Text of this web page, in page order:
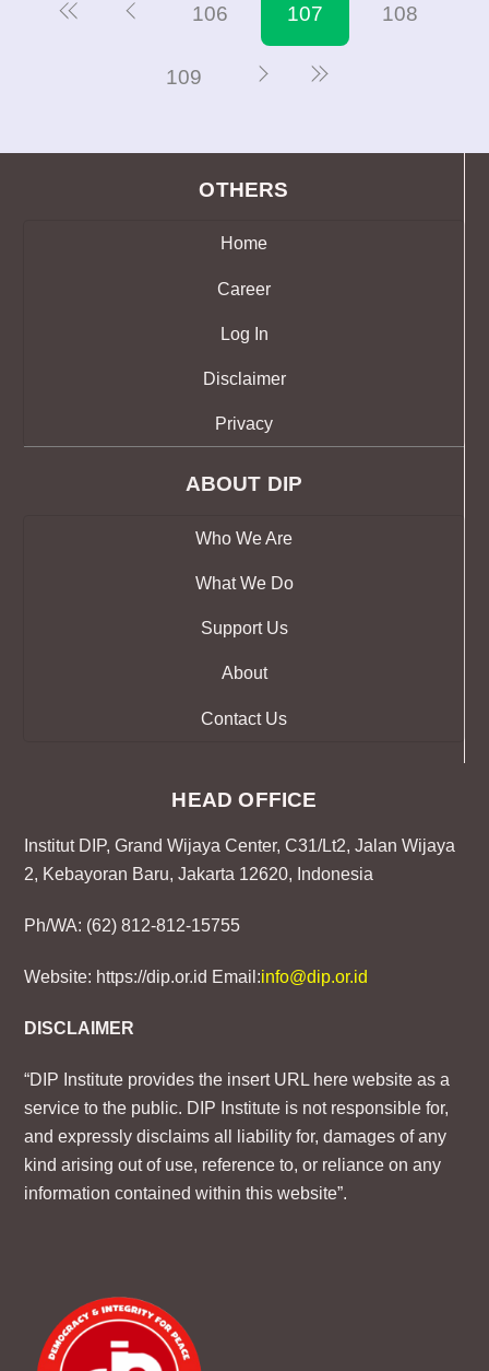
106 107 108
109
OTHERS
Home
Career
Log In
Disclaimer
Privacy
ABOUT DIP
Who We Are
What We Do
Support Us
About
Contact Us
HEAD OFFICE
Institut DIP, Grand Wijaya Center, C31/Lt2, Jalan Wijaya
2, Kebayoran Baru, Jakarta 12620, Indonesia
Ph/WA: (62) 812-812-15755
Website: https://dip.or.id Email:info@dip.or.id
DISCLAIMER
“DIP Institute provides the insert URL here website as a
service to the public. DIP Institute is not responsible for,
and expressly disclaims all liability for, damages of any
kind arising out of use, reference to, or reliance on any
information contained within this website”.